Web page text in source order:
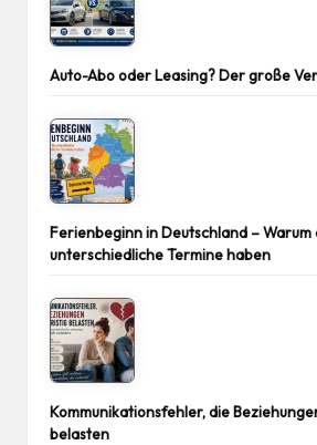
Auto-Abo oder Leasing? Der große
Ferienbeginn in Deutschland – Warum
unterschiedliche Termine haben
Kommunikationsfehler, die
belasten